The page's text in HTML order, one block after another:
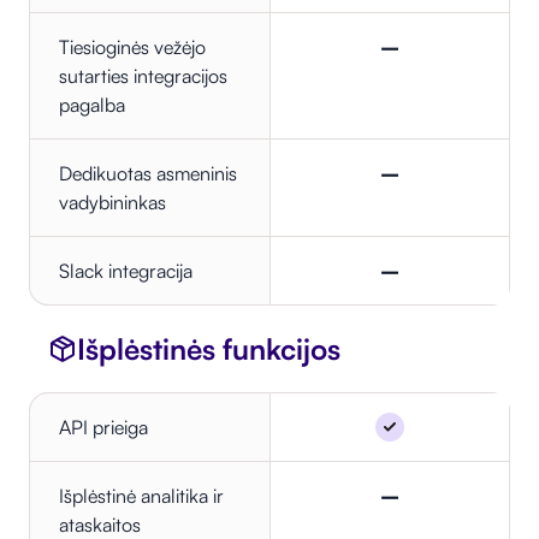
Tiesioginės vežėjo
sutarties integracijos
pagalba
–
Dedikuotas asmeninis
vadybininkas
–
Slack integracija –
Išplėstinės funkcijos
API prieiga
Išplėstinė analitika ir
ataskaitos
–